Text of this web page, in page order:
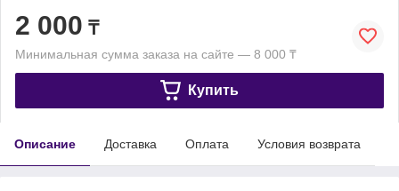
2 000 ₸
Минимальная сумма заказа на сайте — 8 000 ₸
Купить
Описание Доставка Оплата Условия возврата